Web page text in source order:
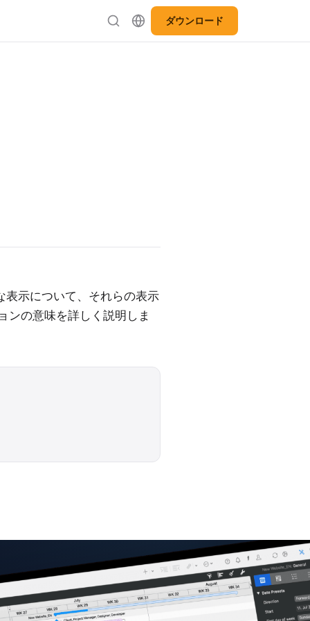
ダウンロード
示について、それらの表示
ンの意味を詳しく説明しま